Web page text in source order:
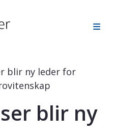
på + (pluss) for å forstørre
blir ny leder for
blir ny